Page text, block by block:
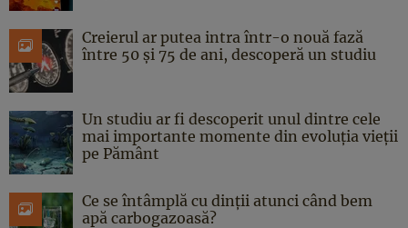
Creierul ar putea intra într-o nouă fază
între 50 și 75 de ani, descoperă un studiu
Un studiu ar fi descoperit unul dintre cele
mai importante momente din evoluția vieții
pe Pământ
Ce se întâmplă cu dinții atunci când bem
apă carbogazoasă?